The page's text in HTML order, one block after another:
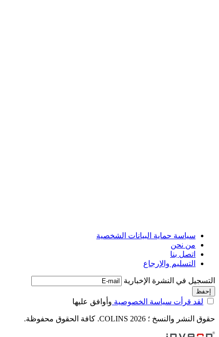
سياسة حماية البيانات الشخصية
من نحن
اتصل بنا
التسليم والإرجاع
التسجيل في النشرة الإخبارية
لقد قرأت سياسة الخصوصية وأوافق عليها
حقوق النشر والنسخ ؛ 2026 COLINS. كافة الحقوق محفوظة.